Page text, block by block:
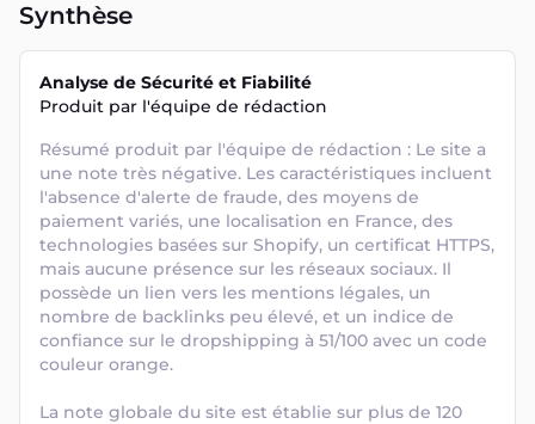
Synthèse
Analyse de Sécurité et Fiabilité
Produit par l'équipe de rédaction
Résumé produit par l'équipe de rédaction : Le site a
une note très négative. Les caractéristiques incluent
l'absence d'alerte de fraude, des moyens de
paiement variés, une localisation en France, des
technologies basées sur Shopify, un certificat HTTPS,
mais aucune présence sur les réseaux sociaux. Il
possède un lien vers les mentions légales, un
nombre de backlinks peu élevé, et un indice de
confiance sur le dropshipping à 51/100 avec un code
couleur orange.
La note globale du site est établie sur plus de 120